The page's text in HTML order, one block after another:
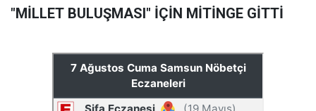
"MİLLET BULUŞMASI" İÇİN MİTİNGE GİTTİ